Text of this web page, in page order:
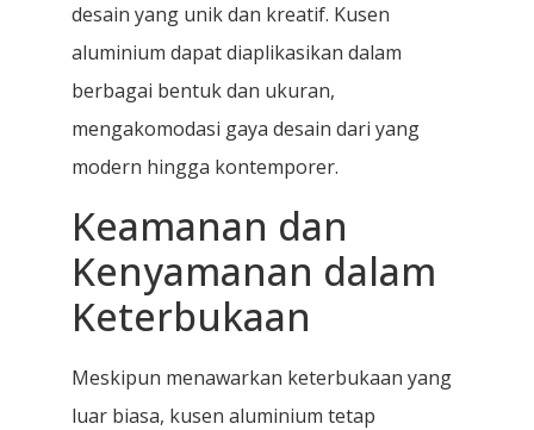
desain yang unik dan kreatif. Kusen
aluminium dapat diaplikasikan dalam
berbagai bentuk dan ukuran,
mengakomodasi gaya desain dari yang
modern hingga kontemporer.
Keamanan dan
Kenyamanan dalam
Keterbukaan
Meskipun menawarkan keterbukaan yang
luar biasa, kusen aluminium tetap